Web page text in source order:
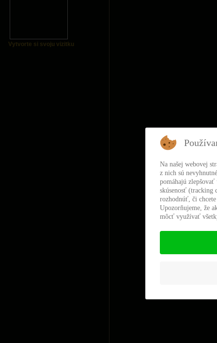
Vytvorte si svoju vizitku
Na našej webovej
z nich sú
pomáhajú
skúsenosť (tracking
rozhodnúť, či
Upozorňujeme, že
môcť využívať